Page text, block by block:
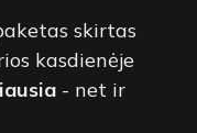
skirtas
kasdienėje
- net ir